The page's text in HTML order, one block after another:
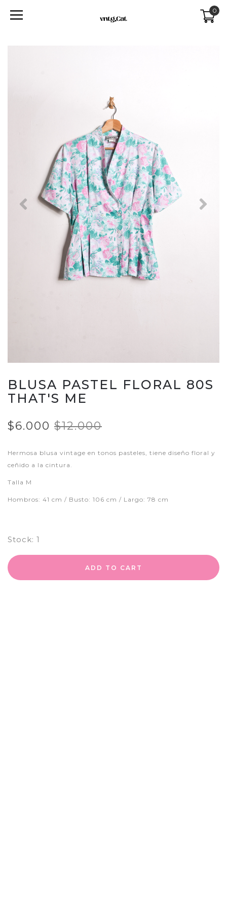
0
Previous Next
BLUSA PASTEL FLORAL 80S
THAT'S ME
$6.000 $12.000
Hermosa blusa vintage en tonos pasteles, tiene diseño floral y
ceñido a la cintura.
Talla M
Hombros: 41 cm / Busto: 106 cm / Largo: 78 cm
Stock: 1
ADD TO CART